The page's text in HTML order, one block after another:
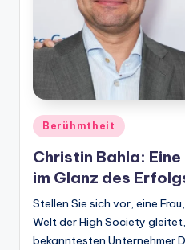
Posted
in
Berühmtheit
Christin Bahla:
im Glanz des
Stellen Sie sich vor, eine
Welt der High Society
bekanntesten Unternehmer